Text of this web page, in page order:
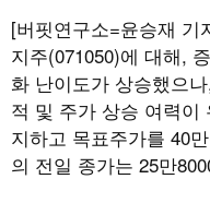
[버핏연구소=윤승재 기
지주(071050)에 대해,
화 난이도가 상승했으
적 및 주가 상승 여력이
지하고 목표주가를 40
의 전일 종가는 25만